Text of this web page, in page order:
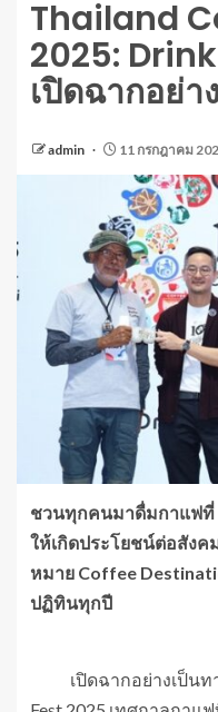
Thailand
2025:
เปิดฉากอย่า
admin 11 กรกฎาคม
ชวนทุกคนมาดื่มกาแฟที่
ให้เกิดประโยชน์ต่อสังค
หมาย Coffee
ปฏิทินทุกปี
เปิดฉากอย่างเป็นทา